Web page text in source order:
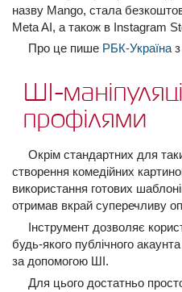
назву Mango, стала
Meta AI, а також в Instagram
Про це пише РБК-Україна
ШІ-
профілями
Окрім стандартних для
створення комедійних
використання готових
отримав вкрай суперечливу
Інструмент дозволяє
будь-якого публічного
за допомогою ШІ.
Для цього достатньо